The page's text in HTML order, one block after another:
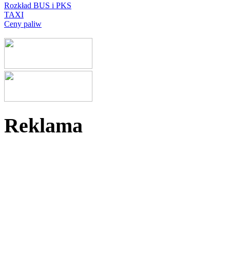
Rozkład BUS i PKS
TAXI
Ceny paliw
Reklama